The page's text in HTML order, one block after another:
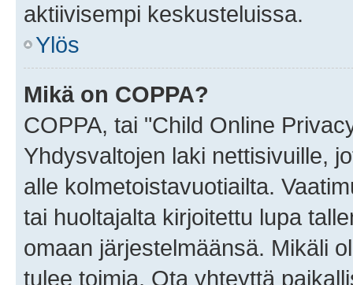
aktiivisempi keskusteluissa.
Ylös
Mikä on COPPA?
COPPA, tai "Child Online
Yhdysvaltojen laki nettisivuille,
alle kolmetoistavuotiailta.
tai huoltajalta kirjoitettu lupa
omaan järjestelmäänsä. Mikäli
tulee toimia, Ota yhteyttä